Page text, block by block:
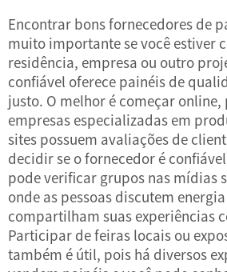
Encontrar bons fornecedores de
muito importante se você estiver
residência, empresa ou outro
confiável oferece painéis de
justo. O melhor é começar
empresas especializadas em
sites possuem avaliações de
decidir se o fornecedor é
pode verificar grupos nas mídias
onde as pessoas discutem
compartilham suas experiências
Participar de feiras locais ou
também é útil, pois há diversos